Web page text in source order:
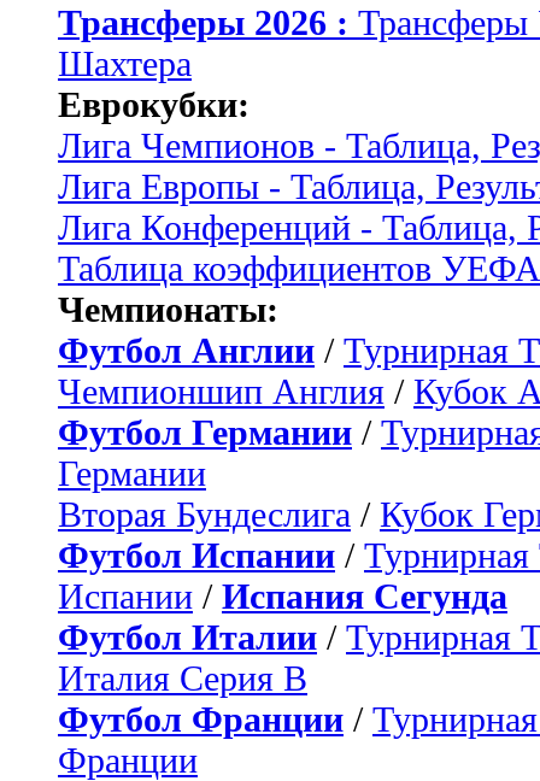
Трансферы 2026 :
Шахтера
Еврокубки:
Лига Чемпионов - Таблица,
Лига Европы - Таблица,
Лига Конференций - Таблица,
Таблица коэффициентов УЕФА
Чемпионаты:
Футбол Англии / Турнирная
Чемпионшип Англия / Кубок
Футбол Германии /
Германии
Вторая Бундеслига / Кубок
Футбол Испании / Турнирная
Испании / Испания Сегунда
Футбол Италии / Турнирная
Италия Серия B
Футбол Франции /
Франции